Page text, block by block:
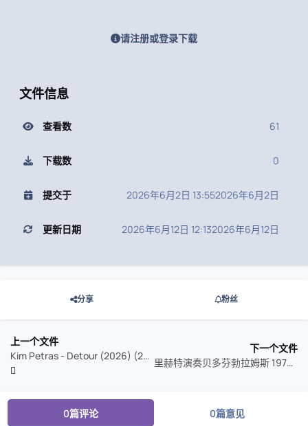
请注册或登录下载
文件信息
查看数 61
下载数 0
提交于 2026年6月2日 13:552026年6月2日
更新日期 2026年6月12日 12:132026年6月12日
分享 粉丝
上一个文件
Kim Petras - Detour (2026) (24bit-48kHz) qobuz
下一个文件
里赫特演奏贝多芬勃拉姆斯 1970-75 26.5.30 发行 SACD
0篇评论 0篇意见